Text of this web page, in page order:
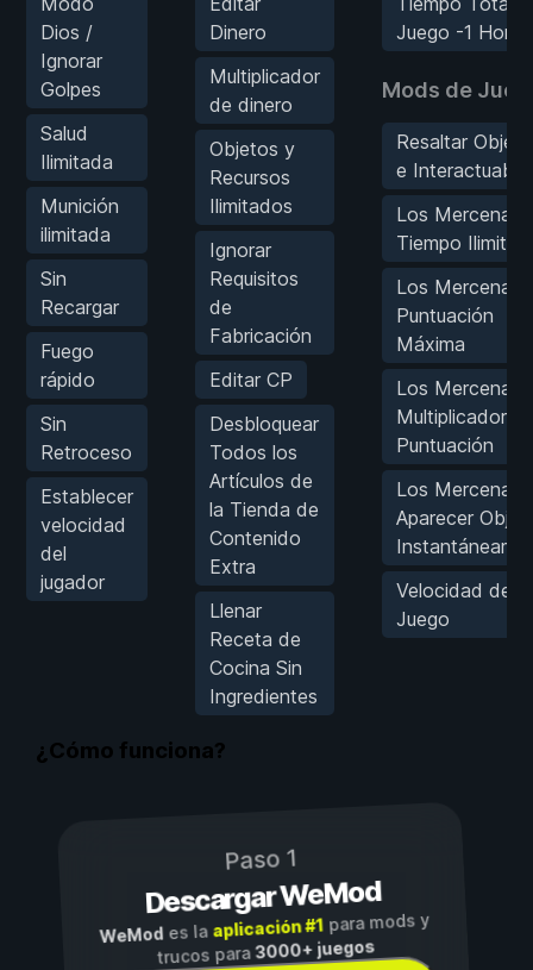
Dios /
Ignorar
Golpes
Salud
Ilimitada
Munición
ilimitada
Sin
Recargar
Fuego
rápido
Sin
Retroceso
Establecer
velocidad
del
jugador
Dinero
Multiplicador
de dinero
Objetos y
Recursos
Ilimitados
Ignorar
Requisitos
de
Fabricación
Editar CP
Desbloquear
Todos los
Artículos de
la Tienda de
Contenido
Extra
Llenar
Receta de
Cocina Sin
Ingredientes
Juego -1 Hora
Mods de
Resaltar
e
Los
Tiempo
Los
Puntuación
Máxima
Los
Multiplicador
Puntuación
Los
Aparecer
Velocidad del
Juego
¿Cómo funciona?
Paso 1
Descargar WeMod
WeMod es la aplicación #1para mods y
trucos para3000+ juegos